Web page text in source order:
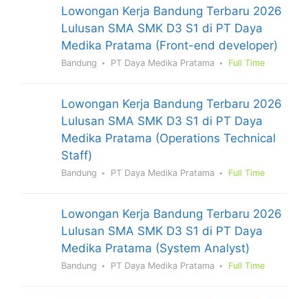
Lowongan Kerja Bandung Terbaru 2026
Lulusan SMA SMK D3 S1 di PT Daya
Medika Pratama (Front-end developer)
Bandung PT Daya Medika Pratama Full Time
Lowongan Kerja Bandung Terbaru 2026
Lulusan SMA SMK D3 S1 di PT Daya
Medika Pratama (Operations Technical
Staff)
Bandung PT Daya Medika Pratama Full Time
Lowongan Kerja Bandung Terbaru 2026
Lulusan SMA SMK D3 S1 di PT Daya
Medika Pratama (System Analyst)
Bandung PT Daya Medika Pratama Full Time